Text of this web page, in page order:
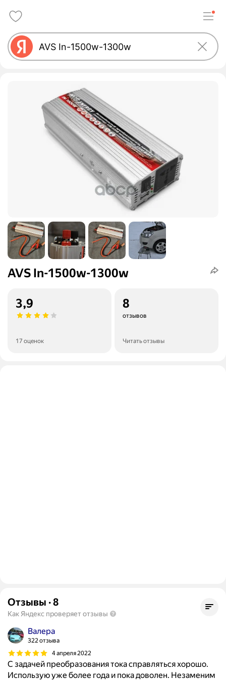
AVS In-1500w-1300w
3,9
17 оценок
8
отзывов
Читать отзывы
Отзывы ·8
Как Яндекс проверяет отзывы
Валера
322 отзыва
4 апреля 2022
С задачей преобразования тока справляться хорошо.
Использую уже более года и пока доволен. Незаменим